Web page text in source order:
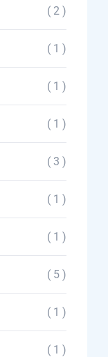
( 2 )
( 1 )
( 1 )
( 1 )
( 3 )
( 1 )
( 1 )
( 5 )
( 1 )
( 1 )